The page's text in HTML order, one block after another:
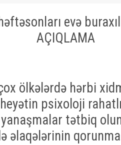
ölkələrdə hərbi
psixoloji
tətbiq
əlaqələrinin